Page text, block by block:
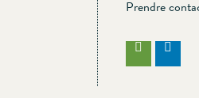
Prendre